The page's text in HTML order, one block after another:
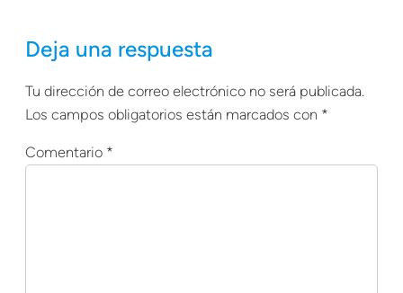
Deja una respuesta
Tu dirección de correo electrónico no será publicada.
Los campos obligatorios están marcados con *
Comentario *